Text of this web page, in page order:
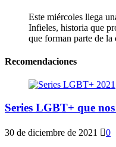
Este miércoles llega
Infieles, historia que
que forman parte de
Recomendaciones
Series LGBT+ que
30 de diciembre de 2021 0